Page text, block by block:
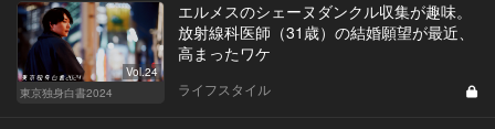
Vol.24
東京独身白書2024
エルメスのシェーヌダンクル収集が趣味。
放射線科医師（31歳）の結婚願望が最近、
高まったワケ
ライフスタイル